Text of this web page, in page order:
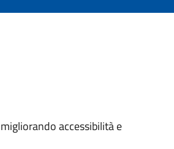
accessibilità e